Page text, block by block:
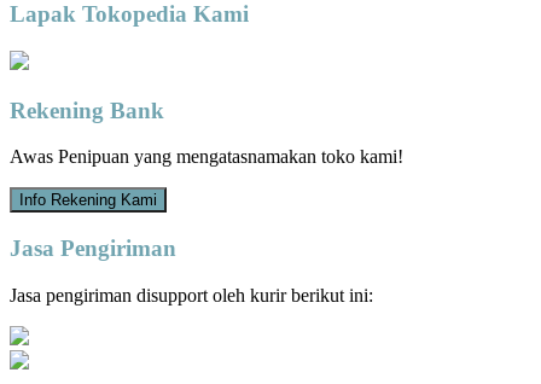
Lapak Tokopedia Kami
Rekening Bank
Awas Penipuan yang mengatasnamakan toko kami!
Info Rekening Kami
Jasa Pengiriman
Jasa pengiriman disupport oleh kurir berikut ini: